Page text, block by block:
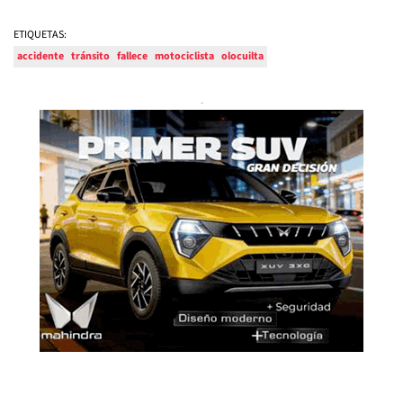
ETIQUETAS:
accidente tránsito fallece motociclista olocuilta